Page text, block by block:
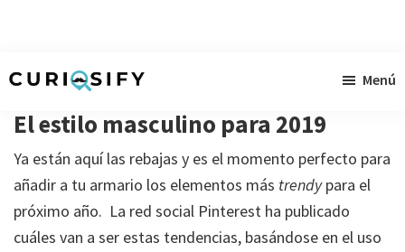
contenido
lateral
primaria
pie
página
singulares
a
raudales
Menú
El estilo masculino para 2019
Ya están aquí las rebajas y es el momento perfecto para
añadir a tu armario los elementos más trendypara el
próximo año. La red social Pinterest ha publicado
cuáles van a ser estas tendencias, basándose en el uso